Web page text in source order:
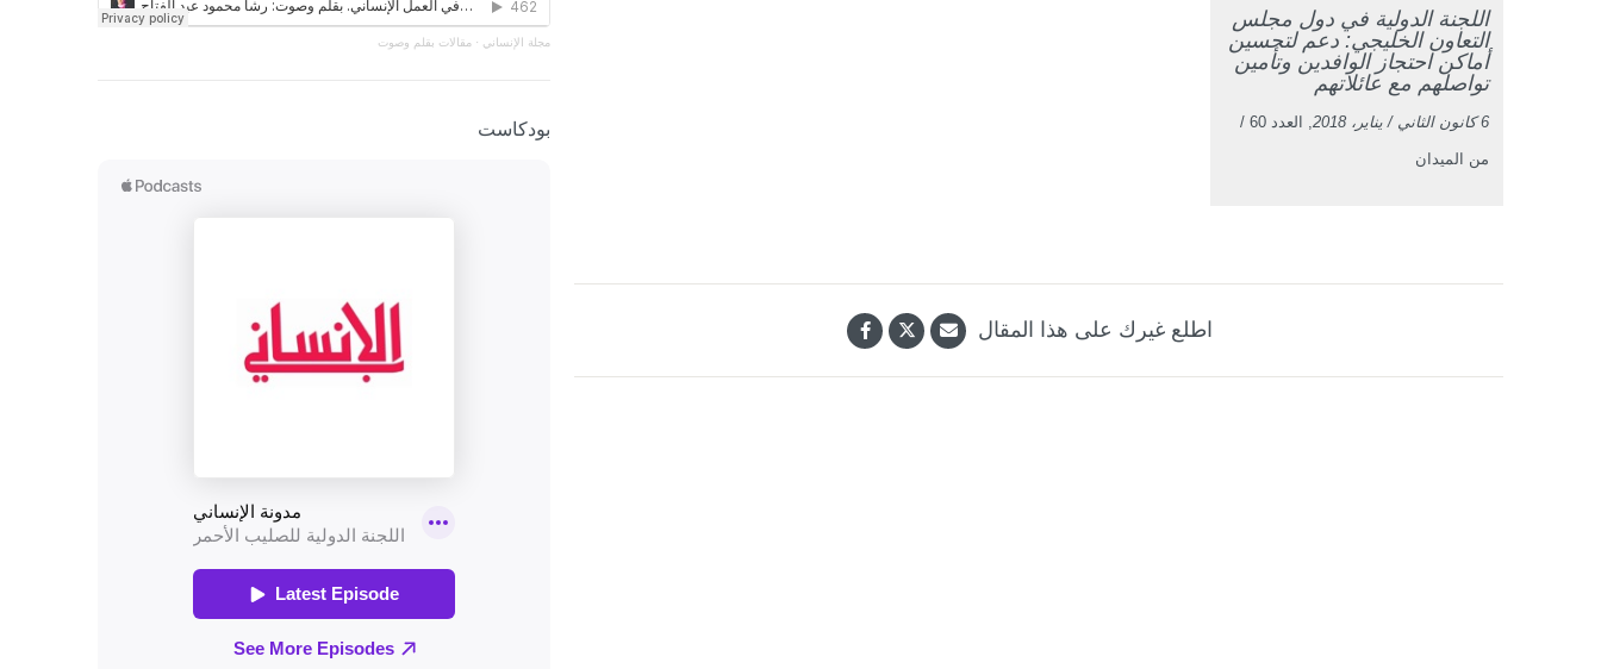
اللجنة الدولية في دول مجلس
التعاون الخليجي: دعم لتحسين
أماكن احتجاز الوافدين وتأمين
تواصلهم مع عائلاتهم
6 كانون الثاني / يناير، 2018 , العدد 60 /
من الميدان
اطلع غيرك على هذا المقال
مجلة الإنساني · مقالات بقلم وصوت
بودكاست